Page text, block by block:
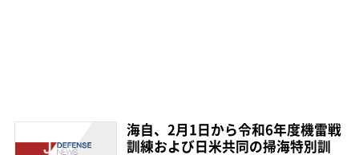
海自、2月1日から令和6年度機雷戦
訓練および日米共同の掃海特別訓